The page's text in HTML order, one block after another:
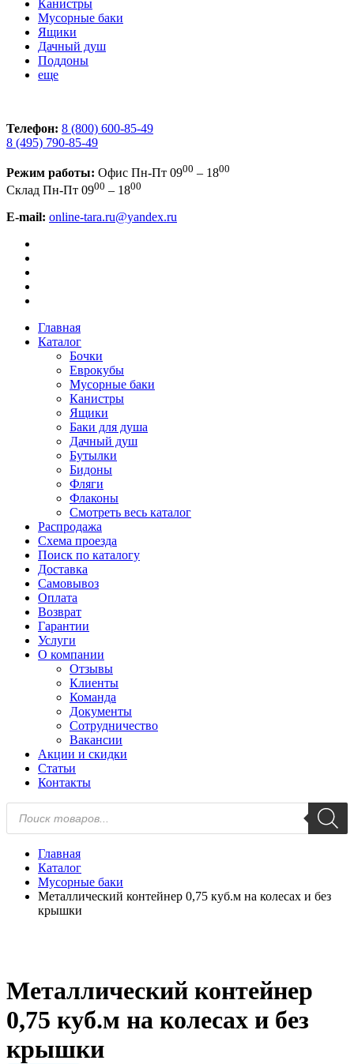
Канистры
Мусорные баки
Ящики
Дачный душ
Поддоны
еще
Телефон: 8 (800) 600-85-49
8 (495) 790-85-49
Режим работы: Офис Пн-Пт 0900 – 1800
Склад Пн-Пт 0900 – 1800
E-mail: online-tara.ru@yandex.ru
Главная
Каталог
Бочки
Еврокубы
Мусорные баки
Канистры
Ящики
Баки для душа
Дачный душ
Бутылки
Бидоны
Фляги
Флаконы
Смотреть весь каталог
Распродажа
Схема проезда
Поиск по каталогу
Доставка
Самовывоз
Оплата
Возврат
Гарантии
Услуги
О компании
Отзывы
Клиенты
Команда
Документы
Сотрудничество
Вакансии
Акции и скидки
Статьи
Контакты
Поиск
товаров
Главная
Каталог
Мусорные баки
Металлический контейнер 0,75 куб.м на колесах и без
крышки
Металлический контейнер
0,75 куб.м на колесах и без
крышки